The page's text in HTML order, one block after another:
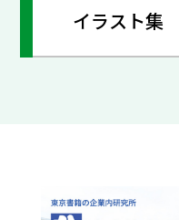
イラスト集